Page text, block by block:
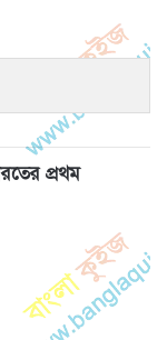
প্রথম